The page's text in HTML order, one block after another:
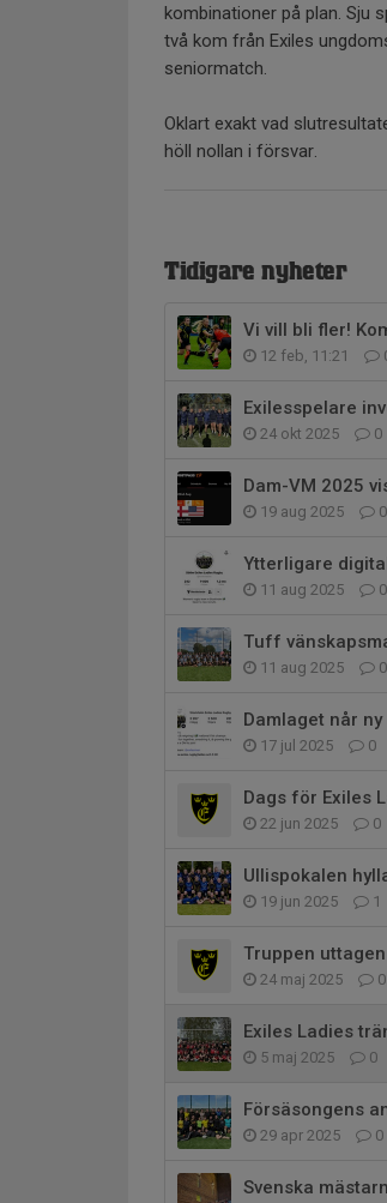
kombinationer på plan. Sju
två kom från Exiles
seniormatch.
Oklart exakt vad
höll nollan i försvar.
Tidigare nyheter
Vi vill bli fler!
12 feb, 11:21
Exilesspelare
24 okt 2025 0
Dam-VM 2025
19 aug 2025 0
Ytterligare
11 aug 2025 0
Tuff
11 aug 2025 0
Damlaget når
17 jul 2025 0
Dags för Exiles
22 jun 2025 0
Ullispokalen
19 jun 2025 1
Truppen
24 maj 2025 0
Exiles Ladies
5 maj 2025 0
Försäsongens
29 apr 2025 0
Svenska